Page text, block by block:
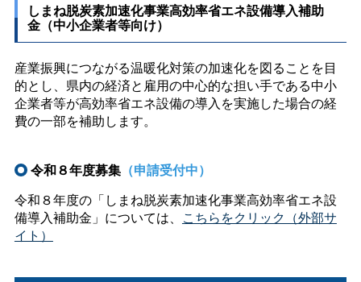
しまね脱炭素加速化事業高効率省エネ設備導入補助
金（中小企業者等向け）
産業振興につながる温暖化対策の加速化を図ることを目
的とし、県内の経済と雇用の中心的な担い手である中小
企業者等が高効率省エネ設備の導入を実施した場合の経
費の一部を補助します。
令和８年度募集（申請受付中）
令和８年度の「しまね脱炭素加速化事業高効率省エネ設
備導入補助金」については、 こちらをクリック（外部サ
イト）